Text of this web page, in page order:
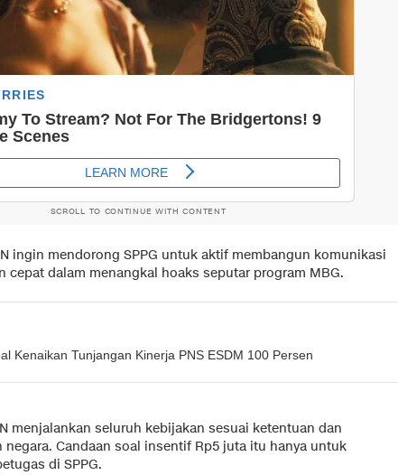
SCROLL TO CONTINUE WITH CONTENT
ingin mendorong SPPG untuk aktif membangun komunikasi
cepat dalam menangkal hoaks seputar program MBG.
Kenaikan Tunjangan Kinerja PNS ESDM 100 Persen
menjalankan seluruh kebijakan sesuai ketentuan dan
negara. Candaan soal insentif Rp5 juta itu hanya untuk
di SPPG.